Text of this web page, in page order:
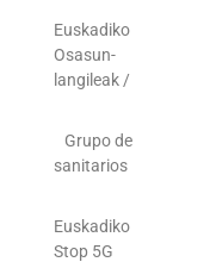
Euskadiko
Osasun-
langileak /
Grupo de
sanitarios
Euskadiko
Stop 5G